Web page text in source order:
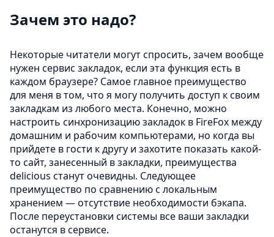
Зачем это надо?
Некоторые читатели могут спросить, зачем вообще
нужен сервис закладок, если эта функция есть в
каждом браузере? Самое главное преимущество
для меня в том, что я могу получить доступ к своим
закладкам из любого места. Конечно, можно
настроить синхронизацию закладок в FireFox между
домашним и рабочим компьютерами, но когда вы
прийдете в гости к другу и захотите показать какой-
то сайт, занесенный в закладки, преимущества
delicious станут очевидны. Следующее
преимущество по сравнению с локальным
хранением — отсутствие необходимости бэкапа.
После переустановки системы все ваши закладки
останутся в сервисе.